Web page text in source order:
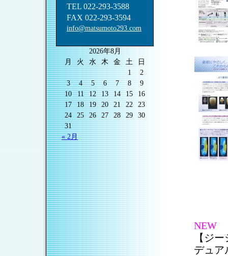
TEL 022-293-3588
FAX 022-293-3594
info@matsumoto293.com
2026年8月
月
火 水 木 金 土
日
1
2
3
4 5 6 7 8
9
10
11 12 13 14 15
16
17
18 19 20 21 22
23
24
25 26 27 28 29
30
31
« 2月
NEW
【ジ
デュア